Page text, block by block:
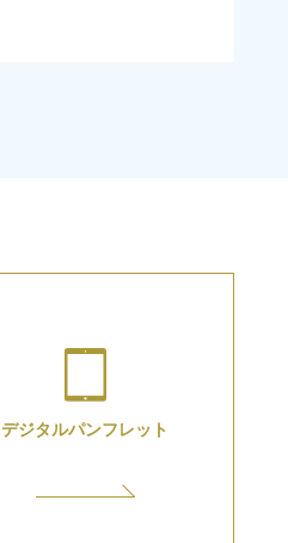
デジタルパンフレット